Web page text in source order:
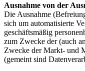
Ausnahme von der
Die Ausnahme
sich um automatisierte
geschäftsmäßig
zum Zwecke der (auch
Zwecke der Markt- und
(gemeint sind